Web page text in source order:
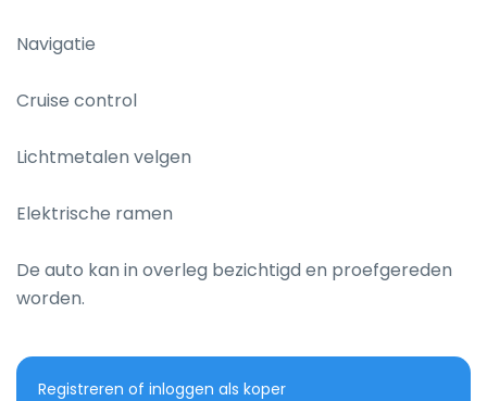
Navigatie
Cruise control
Lichtmetalen velgen
Elektrische ramen
De auto kan in overleg bezichtigd en proefgereden
worden.
Registreren of inloggen als koper